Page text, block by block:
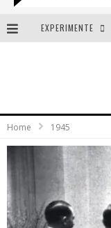
EXPERIMENTE
Home 1945